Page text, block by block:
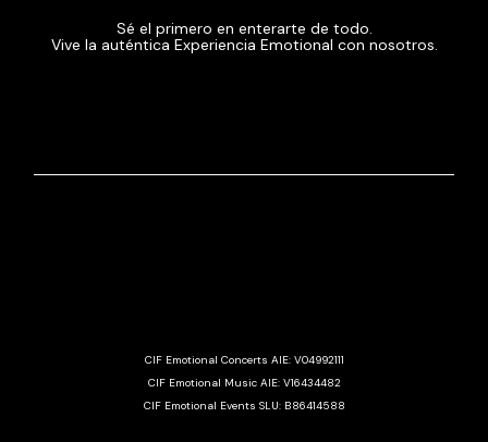
Sé el primero en enterarte de todo.
Vive la auténtica Experiencia Emotional con nosotros.
CIF Emotional Concerts AIE: V04992111
CIF Emotional Music AIE: V16434482
CIF Emotional Events SLU: B86414588